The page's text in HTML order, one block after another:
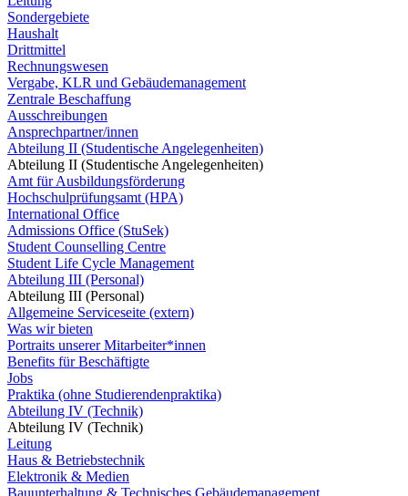
Sondergebiete
Haushalt
Drittmittel
Rechnungswesen
Vergabe, KLR und Gebäudemanagement
Zentrale Beschaffung
Ausschreibungen
Ansprechpartner/innen
Abteilung II (Studentische Angelegenheiten)
Abteilung II (Studentische Angelegenheiten)
Amt für Ausbildungsförderung
Hochschulprüfungsamt (HPA)
International Office
Admissions Office (StuSek)
Student Counselling Centre
Student Life Cycle Management
Abteilung III (Personal)
Abteilung III (Personal)
Allgemeine Serviceseite (extern)
Was wir bieten
Portraits unserer Mitarbeiter*innen
Benefits für Beschäftigte
Jobs
Praktika (ohne Studierendenpraktika)
Abteilung IV (Technik)
Abteilung IV (Technik)
Leitung
Haus & Betriebstechnik
Elektronik & Medien
Bauunterhaltung & Technisches Gebäudemanagement